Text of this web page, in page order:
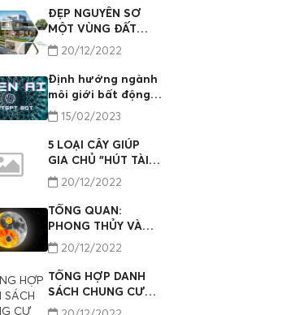
ĐẸP NGUYÊN SƠ
MỘT VÙNG ĐẤT
LƯƠNG SƠN, HÒA
BÌNH
20/12/2022
Định hướng ngành
môi giới bất động
sản nhìn từ
chatGPT phần 01
15/02/2023
5 LOẠI CÂY GIÚP
GIA CHỦ "HÚT TÀI
HÚT LỘC"
20/12/2022
TỔNG QUAN:
PHONG THỦY VÀ
ỨNG DỤNG VÀO
ĐỜI SỐNG (PHẦN II)
20/12/2022
TỔNG HỢP DANH
SÁCH CHUNG CƯ
QUẬN LONG BIÊN